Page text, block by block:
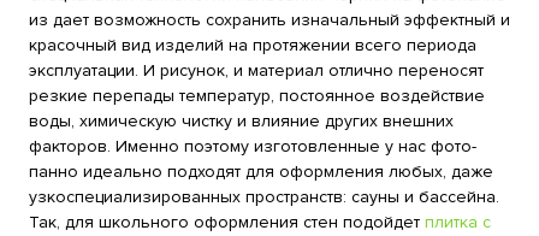
из дает возможность сохранить изначальный эффектный и
красочный вид изделий на протяжении всего периода
эксплуатации. И рисунок, и материал отлично переносят
резкие перепады температур, постоянное воздействие
воды, химическую чистку и влияние других внешних
факторов. Именно поэтому изготовленные у нас фото-
панно идеально подходят для оформления любых, даже
узкоспециализированных пространств: сауны и бассейна.
Так, для школьного оформления стен подойдет плитка с